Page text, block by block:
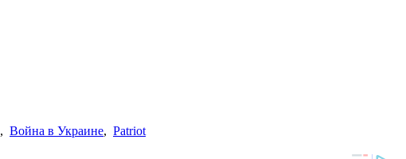
, Война в Украине, Patriot